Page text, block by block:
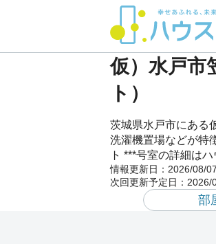
仮）水戸市
ト）
茨城県水戸市にある
洗濯機置場などが特
ト ***号室の詳細は
情報更新日： 2026/08/07
次回更新予定日： 2026/
部